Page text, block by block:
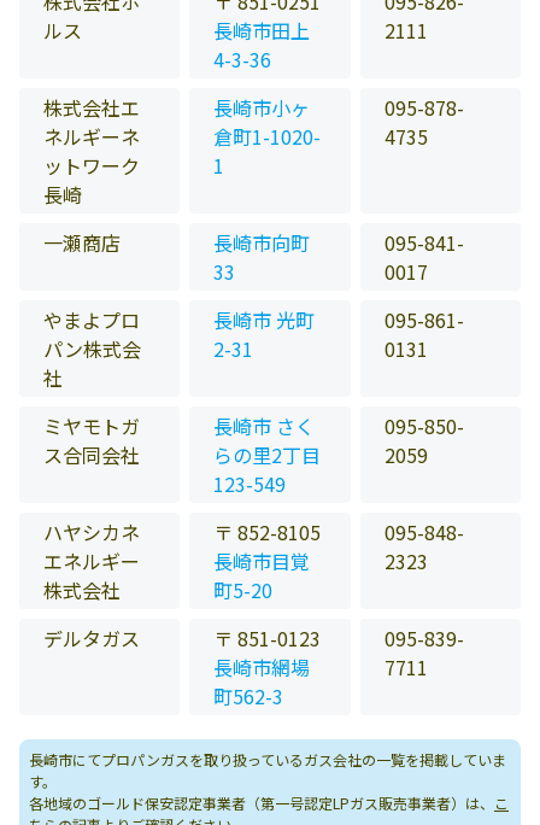
ルス
長崎市田上
4-3-36
2111
株式会社エ
ネルギーネ
ットワーク
長崎
長崎市小ヶ
倉町1-1020-
1
095-878-
4735
一瀬商店
長崎市向町
33
095-841-
0017
やまよプロ
パン株式会
社
長崎市 光町
2-31
095-861-
0131
ミヤモトガ
ス合同会社
長崎市 さく
らの里2丁目
123-549
095-850-
2059
ハヤシカネ
エネルギー
株式会社
〒 852-8105
長崎市目覚
町5-20
095-848-
2323
デルタガス
〒 851-0123
長崎市網場
町562-3
095-839-
7711
長崎市にてプロパンガスを取り扱っているガス会社の一覧を掲載していま
す。
各地域のゴールド保安認定事業者（第一号認定LPガス販売事業者）は、
こ